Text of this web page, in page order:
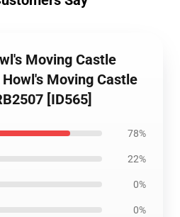
Moving Castle
Moving Castle
[ID565]
78%
22%
0%
0%